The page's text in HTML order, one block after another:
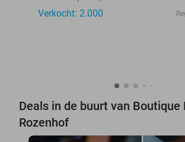
Verkocht: 2.000
Deals in de buurt van Boutique
Rozenhof